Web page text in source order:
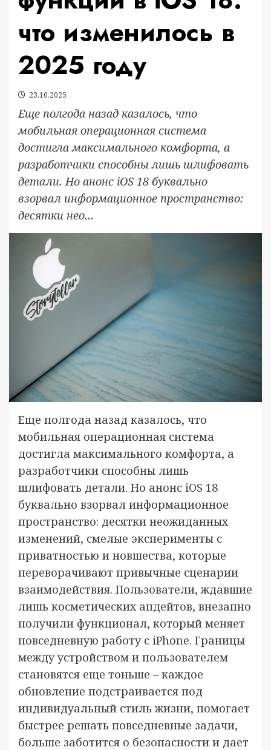
что изменилось в
2025 году
23.10.2025
Еще полгода назад казалось, что
мобильная операционная система
достигла максимального комфорта, а
разработчики способны лишь шлифовать
детали. Но анонс iOS 18 буквально
взорвал информационное пространство:
десятки нео…
Еще полгода назад казалось, что
мобильная операционная система
достигла максимального комфорта, а
разработчики способны лишь
шлифовать детали. Но анонс iOS 18
буквально взорвал информационное
пространство: десятки неожиданных
изменений, смелые эксперименты с
приватностью и новшества, которые
переворачивают привычные сценарии
взаимодействия. Пользователи, ждавшие
лишь косметических апдейтов, внезапно
получили функционал, который меняет
повседневную работу с iPhone. Границы
между устройством и пользователем
становятся еще тоньше – каждое
обновление подстраивается под
индивидуальный стиль жизни, помогает
быстрее решать повседневные задачи,
больше заботится о безопасности и дает